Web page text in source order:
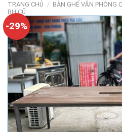
TRANG CHỦ / BÀN GHẾ VĂN PHÒNG
BH CŨ
-29%